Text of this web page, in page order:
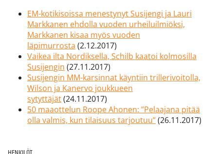
EM-kotikisoissa menestynyt Susijengi ja Lauri
Markkanen ehdolla vuoden urheiluilmiöksi,
Markkanen kisaa myös vuoden
läpimurrosta (2.12.2017)
Vaikea ilta Nordiksella, Schilb kaatoi kolmosilla
Susijengin (27.11.2017)
Susijengin MM-karsinnat käyntiin trillerivoitolla,
Wilson ja Kanervo joukkueen
sytyttäjät(24.11.2017)
50 maaottelun Roope Ahonen: ”Pelaajana pitää
olla valmis, kun tilaisuus tarjoutuu”(26.11.2017)